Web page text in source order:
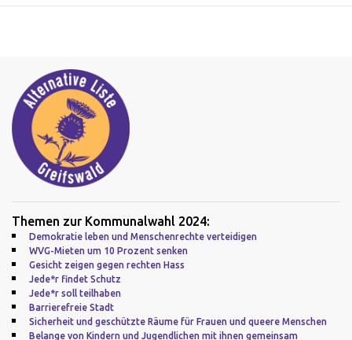
Themen zur Kommunalwahl 2024:
Demokratie leben und Menschenrechte verteidigen
WVG-Mieten um 10 Prozent senken
Gesicht zeigen gegen rechten Hass
Jede*r findet Schutz
Jede*r soll teilhaben
Barrierefreie Stadt
Sicherheit und geschützte Räume für Frauen und queere Menschen
Belange von Kindern und Jugendlichen mit ihnen gemeinsam